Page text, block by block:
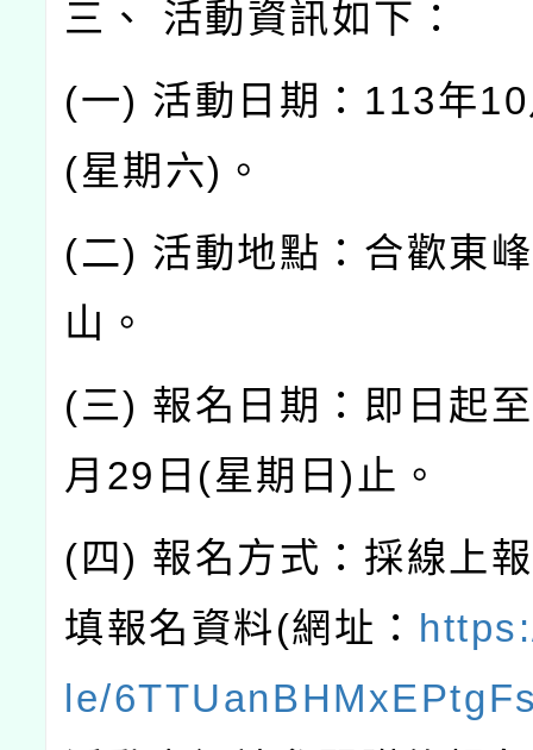
三、 活動資訊如下：
(一) 活動日期：113年
(星期六)。
(二) 活動地點：合歡東
山。
(三) 報名日期：即日起
月29日(星期日)止。
(四) 報名方式：採線上
填報名資料(網址：
le/